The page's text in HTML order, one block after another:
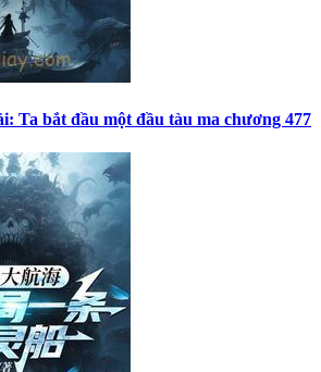
Ta bắt đầu một đầu tàu ma chương 477